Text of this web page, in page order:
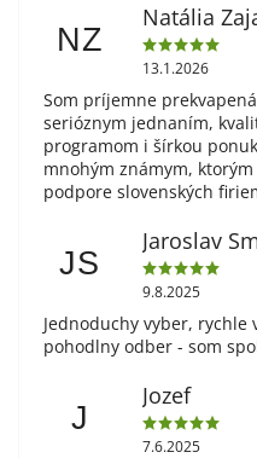
NZ
Natália
13.1.2026
Som príjemne
serióznym jednaním,
programom i šírkou
mnohým známym,
podpore slovenských
JS
Jaroslav
9.8.2025
Jednoduchy vyber, rychle
pohodlny odber - som
J
Jozef
7.6.2025